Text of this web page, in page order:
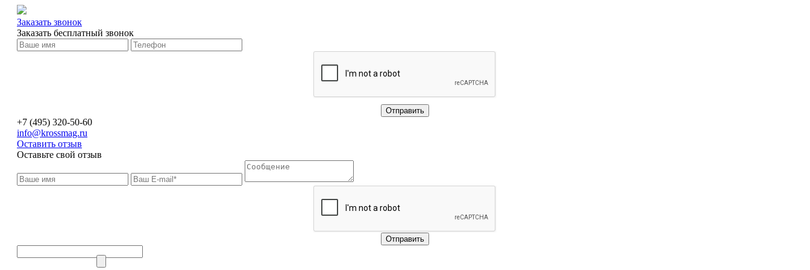
Заказать звонок
Заказать бесплатный звонок
+7 (495) 320-50-60
info@krossmag.ru
Оставить отзыв
Оставьте свой отзыв